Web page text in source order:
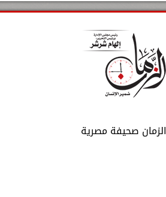
الزمان صحيفة مصرية